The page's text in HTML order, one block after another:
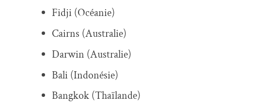
Fidji (Océanie)
Cairns (Australie)
Darwin (Australie)
Bali (Indonésie)
Bangkok (Thaïlande)